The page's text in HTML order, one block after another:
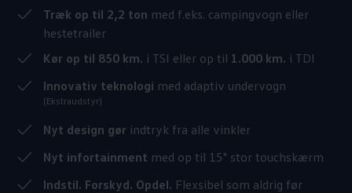
Træk op til 2,2 ton med f.eks. campingvogn eller
hestetrailer
Kør op til 850 km. i TSI eller op til 1.000 km. i TDI
Innovativ teknologi med adaptiv undervogn
(Ekstraudstyr)
Nyt design gør indtryk fra alle vinkler
Nyt infortainment med op til 15" stor touchskærm
Indstil. Forskyd. Opdel. Flexsibel som aldrig før